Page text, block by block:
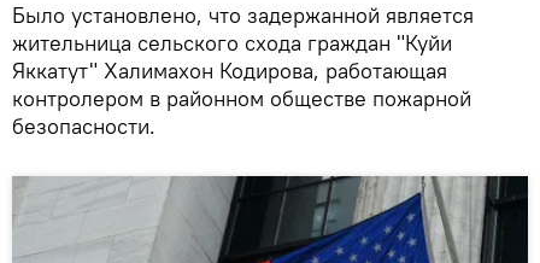
Было установлено, что задержанной является
жительница сельского схода граждан "Куйи
Яккатут" Халимахон Кодирова, работающая
контролером в районном обществе пожарной
безопасности.